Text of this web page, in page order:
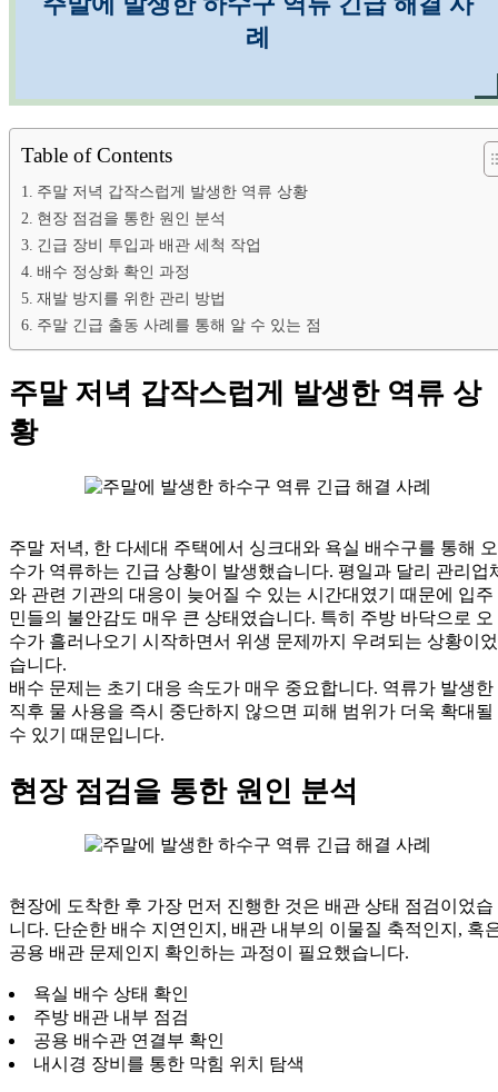
례
Table of Contents
주말 저녁 갑작스럽게 발생한 역류 상황
현장 점검을 통한 원인 분석
긴급 장비 투입과 배관 세척 작업
배수 정상화 확인 과정
재발 방지를 위한 관리 방법
주말 긴급 출동 사례를 통해 알 수 있는 점
주말 저녁 갑작스럽게 발생한 역류 상
황
주말 저녁, 한 다세대 주택에서 싱크대와 욕실 배수구를 통해 오
수가 역류하는 긴급 상황이 발생했습니다. 평일과 달리 관리업
와 관련 기관의 대응이 늦어질 수 있는 시간대였기 때문에 입주
민들의 불안감도 매우 큰 상태였습니다. 특히 주방 바닥으로 오
수가 흘러나오기 시작하면서 위생 문제까지 우려되는 상황이었
습니다.
배수 문제는 초기 대응 속도가 매우 중요합니다. 역류가 발생한
직후 물 사용을 즉시 중단하지 않으면 피해 범위가 더욱 확대될
수 있기 때문입니다.
현장 점검을 통한 원인 분석
현장에 도착한 후 가장 먼저 진행한 것은 배관 상태 점검이었습
니다. 단순한 배수 지연인지, 배관 내부의 이물질 축적인지, 혹
공용 배관 문제인지 확인하는 과정이 필요했습니다.
욕실 배수 상태 확인
주방 배관 내부 점검
공용 배수관 연결부 확인
내시경 장비를 통한 막힘 위치 탐색